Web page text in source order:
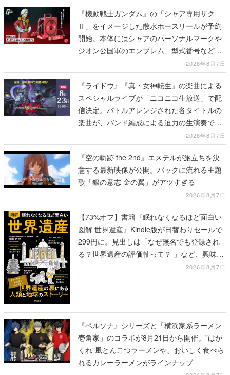
『機動戦士ガンダム』の「シャア専用ザク
Ⅱ」をイメージした散水ホースリールが予約
開始。本体にはシャアのパーソナルマークや
ジオン公国軍のエンブレム、型式番号などを
2026年8月7日
『ライドウ』『真・女神転生』の楽曲による
スペシャルライブが「ニコニコ生放送」で配
信決定。バトルアレンジされた各タイトルの
楽曲が、バンド編成による迫力の生演奏で披
露、冒頭部分は“無料”で視聴できる2026年8月7日
『空の軌跡 the 2nd』エステルが旅立ちを決
意する最新映像が公開。バックに流れる主題
歌「銀の意志 金の翼」がアツすぎる
2026年8月7日
【73%オフ】書籍『眠れなくなるほど面白い
図解 世界遺産』Kindle版が日替わりセールで
299円に。見出しは「なぜ無名でも登録され
る？世界遺産の評価軸って？ 」など、興味を
2026年8月7日
『ペルソナ』シリーズと「横浜家系ラーメン
壱角家」のコラボが8月21日から開催。”はが
くれ”風とんこつラーメンや、おいしく食べら
れるカレーラーメンがラインナップ